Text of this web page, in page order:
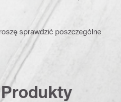
sprawdzić poszczególne